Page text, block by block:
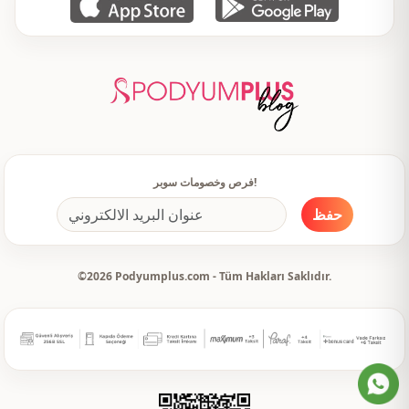
فرص وخصومات سوبر!
حفظ
©2026 Podyumplus.com - Tüm Hakları Saklıdır.